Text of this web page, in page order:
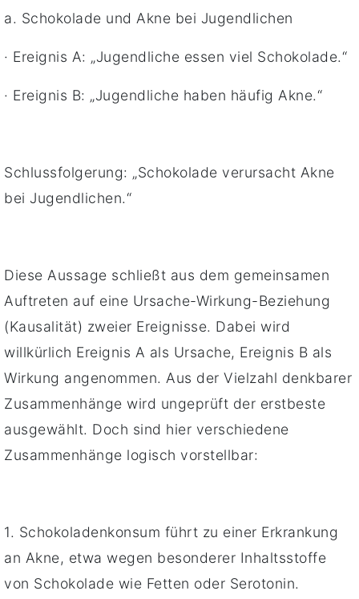
a. Schokolade und Akne bei Jugendlichen
· Ereignis A: „Jugendliche essen viel Schokolade.“
· Ereignis B: „Jugendliche haben häufig Akne.“
Schlussfolgerung: „Schokolade verursacht Akne
bei Jugendlichen.“
Diese Aussage schließt aus dem gemeinsamen
Auftreten auf eine Ursache-Wirkung-Beziehung
(Kausalität) zweier Ereignisse. Dabei wird
willkürlich Ereignis A als Ursache, Ereignis B als
Wirkung angenommen. Aus der Vielzahl denkbarer
Zusammenhänge wird ungeprüft der erstbeste
ausgewählt. Doch sind hier verschiedene
Zusammenhänge logisch vorstellbar:
1. Schokoladenkonsum führt zu einer Erkrankung
an Akne, etwa wegen besonderer Inhaltsstoffe
von Schokolade wie Fetten oder Serotonin.